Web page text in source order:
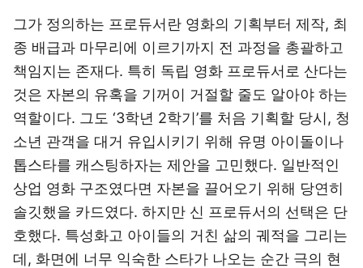
그가 정의하는 프로듀서란 영화의 기획부터 제작, 최
종 배급과 마무리에 이르기까지 전 과정을 총괄하고
책임지는 존재다. 특히 독립 영화 프로듀서로 산다는
것은 자본의 유혹을 기꺼이 거절할 줄도 알아야 하는
역할이다. 그도 ‘3학년 2학기’를 처음 기획할 당시, 청
소년 관객을 대거 유입시키기 위해 유명 아이돌이나
톱스타를 캐스팅하자는 제안을 고민했다. 일반적인
상업 영화 구조였다면 자본을 끌어오기 위해 당연히
솔깃했을 카드였다. 하지만 신 프로듀서의 선택은 단
호했다. 특성화고 아이들의 거친 삶의 궤적을 그리는
데, 화면에 너무 익숙한 스타가 나오는 순간 극의 현